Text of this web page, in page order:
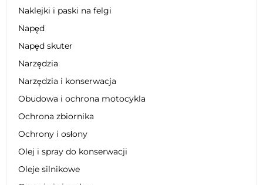
Naklejki i paski na felgi
Napęd
Napęd skuter
Narzędzia
Narzędzia i konserwacja
Obudowa i ochrona motocykla
Ochrona zbiornika
Ochrony i osłony
Olej i spray do konserwacji
Oleje silnikowe